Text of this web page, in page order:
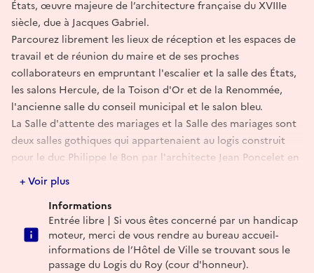
États, œuvre majeure de l’architecture française du XVIIIe
siècle, due à Jacques Gabriel.
Parcourez librement les lieux de réception et les espaces de
travail et de réunion du maire et de ses proches
collaborateurs en empruntant l'escalier et la salle des États,
les salons Hercule, de la Toison d'Or et de la Renommée,
l'ancienne salle du conseil municipal et le salon bleu.
La Salle d'attente des mariages et la Salle des mariages sont
deux salles gothiques qui appartenaient au logis construit
pour le duc Philippe le Bon par l'architecte Jean Poncelet en
1450. La Salle d'attente des mariages est identifiée dans les
archives comme étant la Salle ducale des joyaux tandis que
l'actuelle Salle des mariages, plus longue à l'origine,
constituait le cellier.
Plus d'informations :
+ Voir plus
Informations
Entrée libre | Si vous êtes concerné par un handicap
moteur, merci de vous rendre au bureau accueil-
informations de l’Hôtel de Ville se trouvant sous le
passage du Logis du Roy (cour d'honneur).